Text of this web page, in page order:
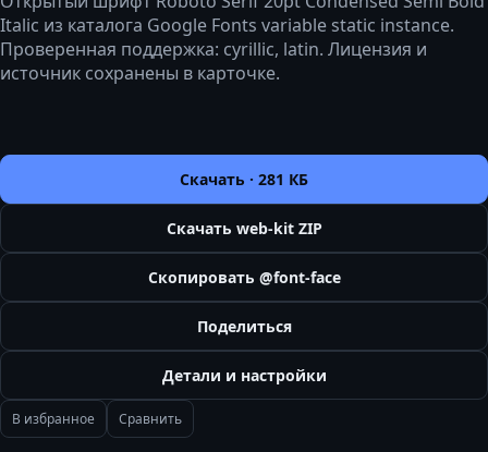
Italic из каталога Google Fonts variable static instance.
Проверенная поддержка: cyrillic, latin. Лицензия и
источник сохранены в карточке.
Скачать · 281 КБ
Скачать web-kit ZIP
Скопировать @font-face
Поделиться
Детали и настройки
В избранное Сравнить